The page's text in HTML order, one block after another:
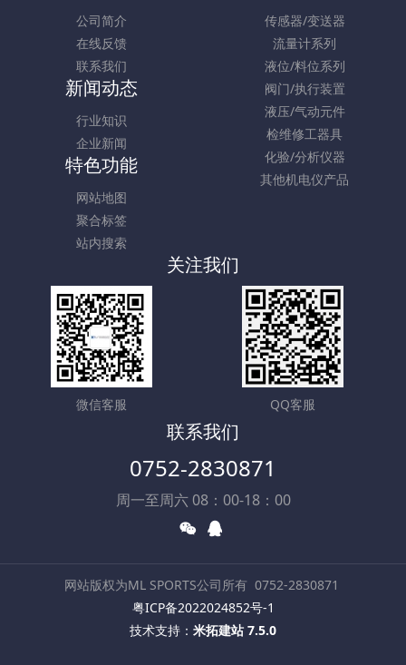
公司简介
在线反馈
联系我们
传感器/变送器
流量计系列
液位/料位系列
阀门/执行装置
液压/气动元件
检维修工器具
化验/分析仪器
其他机电仪产品
新闻动态
行业知识
企业新闻
特色功能
网站地图
聚合标签
站内搜索
关注我们
微信客服 QQ客服
联系我们
0752-2830871
周一至周六 08：00-18：00
网站版权为ML SPORTS公司所有 0752-2830871
粤ICP备2022024852号-1
技术支持： 米拓建站 7.5.0